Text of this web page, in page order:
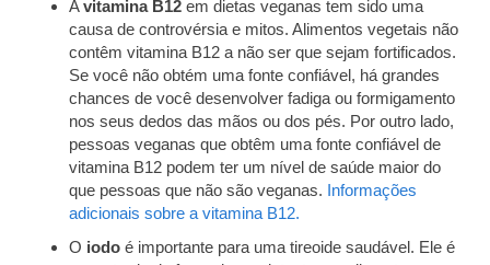
Avitamina B12em dietas veganas tem sido uma
causa de controvérsia e mitos. Alimentos vegetais não
contêm vitamina B12 a não ser que sejam fortificados.
Se você não obtém uma fonte confiável, há grandes
chances de você desenvolver fadiga ou formigamento
nos seus dedos das mãos ou dos pés. Por outro lado,
pessoas veganas que obtêm uma fonte confiável de
vitamina B12 podem ter um nível de saúde maior do
que pessoas que não são veganas. Informações
adicionais sobre a vitamina B12.
O iodoé importante para uma tireoide saudável. Ele é